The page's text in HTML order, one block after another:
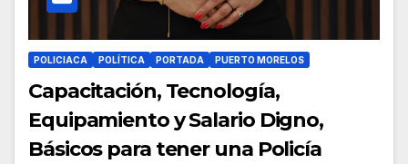
POLICIACA POLÍTICA PORTADA PUERTO MORELOS
Capacitación, Tecnología,
Equipamiento y Salario Digno,
Básicos para tener una Policía